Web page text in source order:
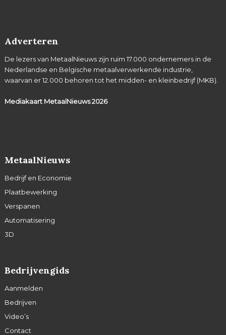
Adverteren
De lezers van MetaalNieuws zijn ruim 17.000 ondernemers in de
Nederlandse en Belgische metaalverwerkende industrie,
waarvan er 12.000 behoren tot het midden- en kleinbedrijf (MKB).
Mediakaart MetaalNieuws2026
MetaalNieuws
Bedrijf en Economie
Plaatbewerking
Verspanen
Automatisering
3D
Bedrijvengids
Aanmelden
Bedrijven
Video’s
Contact